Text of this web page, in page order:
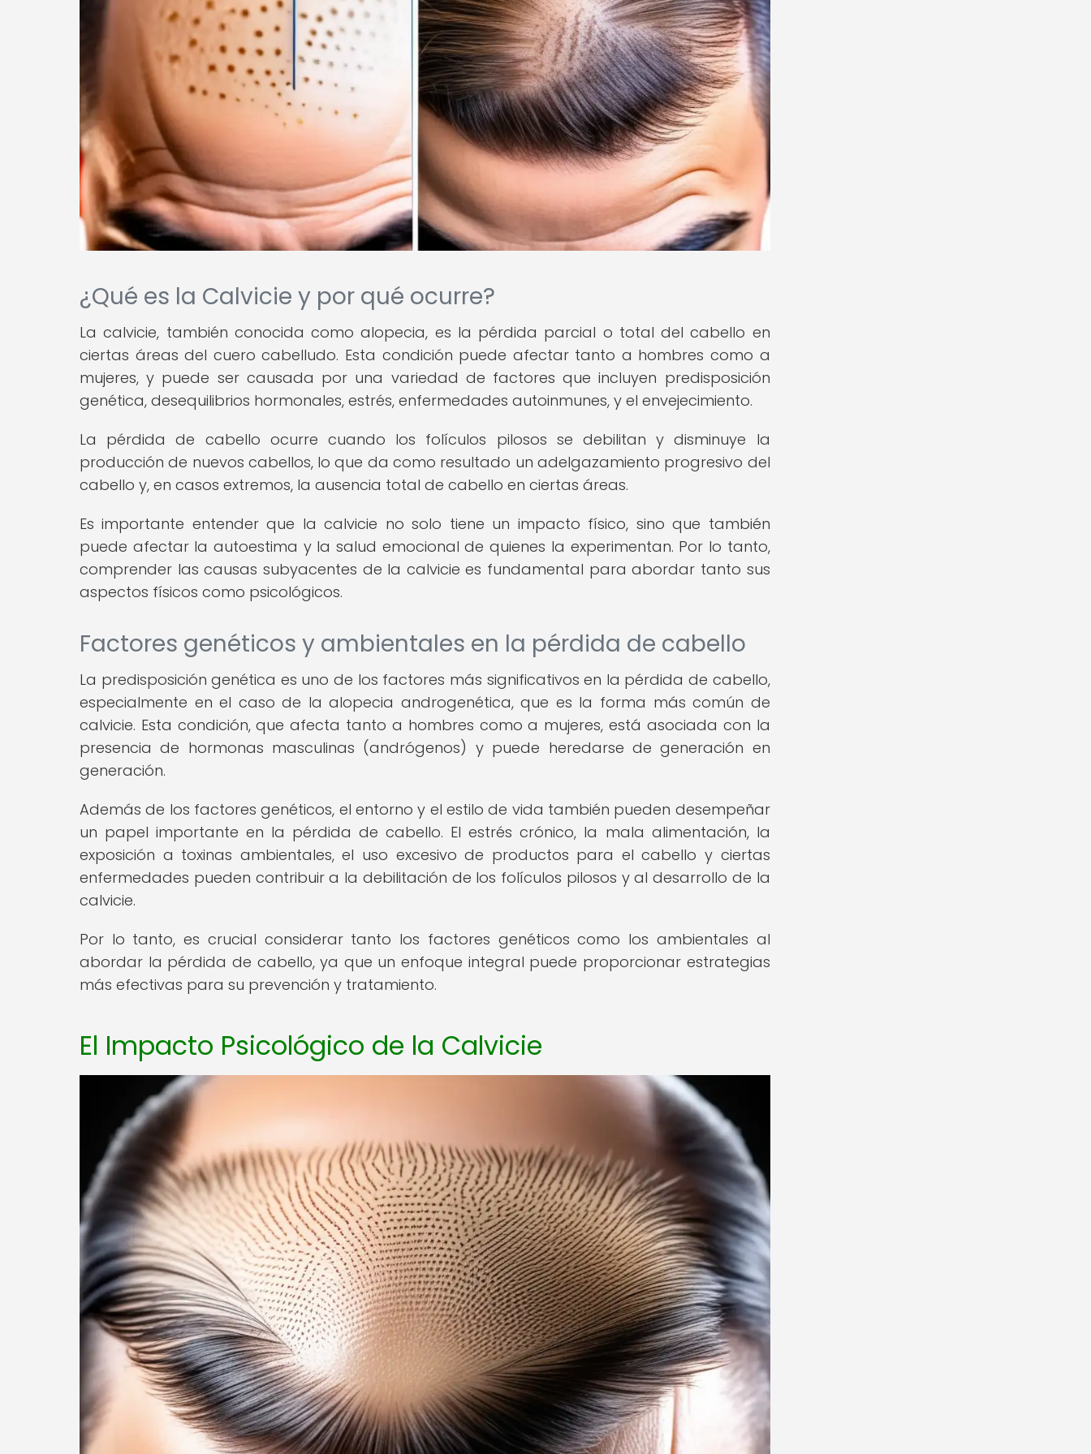
¿Qué es la Calvicie y por qué ocurre?
La calvicie, también conocida como alopecia, es la pérdida parcial o total del cabello en
ciertas áreas del cuero cabelludo. Esta condición puede afectar tanto a hombres como a
mujeres, y puede ser causada por una variedad de factores que incluyen predisposición
genética, desequilibrios hormonales, estrés, enfermedades autoinmunes, y el envejecimiento.
La pérdida de cabello ocurre cuando los folículos pilosos se debilitan y disminuye la
producción de nuevos cabellos, lo que da como resultado un adelgazamiento progresivo del
cabello y, en casos extremos, la ausencia total de cabello en ciertas áreas.
Es importante entender que la calvicie no solo tiene un impacto físico, sino que también
puede afectar la autoestima y la salud emocional de quienes la experimentan. Por lo tanto,
comprender las causas subyacentes de la calvicie es fundamental para abordar tanto sus
aspectos físicos como psicológicos.
Factores genéticos y ambientales en la pérdida de cabello
La predisposición genética es uno de los factores más significativos en la pérdida de cabello,
especialmente en el caso de la alopecia androgenética, que es la forma más común de
calvicie. Esta condición, que afecta tanto a hombres como a mujeres, está asociada con la
presencia de hormonas masculinas (andrógenos) y puede heredarse de generación en
generación.
Además de los factores genéticos, el entorno y el estilo de vida también pueden desempeñar
un papel importante en la pérdida de cabello. El estrés crónico, la mala alimentación, la
exposición a toxinas ambientales, el uso excesivo de productos para el cabello y ciertas
enfermedades pueden contribuir a la debilitación de los folículos pilosos y al desarrollo de la
calvicie.
Por lo tanto, es crucial considerar tanto los factores genéticos como los ambientales al
abordar la pérdida de cabello, ya que un enfoque integral puede proporcionar estrategias
más efectivas para su prevención y tratamiento.
El Impacto Psicológico de la Calvicie